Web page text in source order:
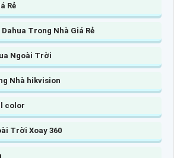
Rẻ
Trong Nhà Giá Rẻ
Ngoài Trời
Nhà hikvision
color
Trời Xoay 360